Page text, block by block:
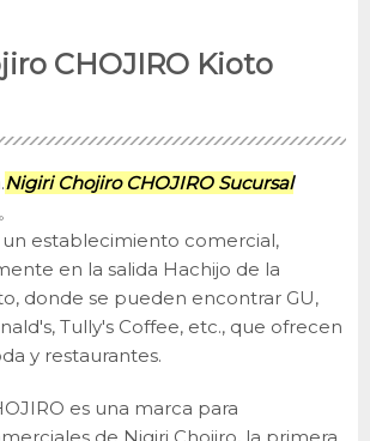
CHOJIRO Kioto
Nigiri Chojiro CHOJIRO Sucursal
un establecimiento comercial,
en la salida Hachijo de la
donde se pueden encontrar GU,
Tully's Coffee, etc., que ofrecen
y restaurantes.
es una marca para